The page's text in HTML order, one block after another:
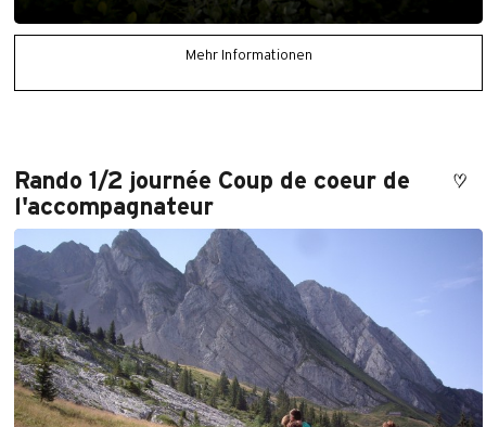
Mehr Informationen
Rando 1/2 journée Coup de coeur de
l'accompagnateur